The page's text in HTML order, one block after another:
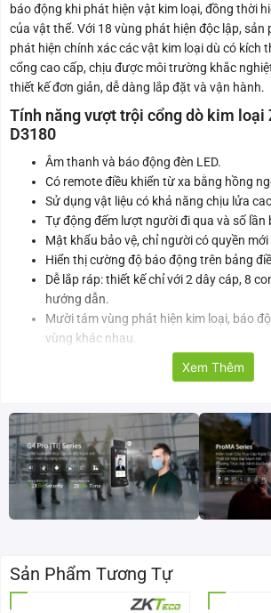
báo động khi phát hiện vật kim loại, đồng thời
của vật thể. Với 18 vùng phát hiện độc lập, sản
phát hiện chính xác các vật kim loại dù có kích
cổng cao cấp, chịu được môi trường khắc
thiết kế đơn giản, dễ dàng lắp đặt và vận hành.
Tính năng vượt trội cổng dò kim loại
D3180
Âm thanh và báo động đèn LED.
Có remote điều khiển từ xa bằng hồng
Sử dụng vật liệu có khả năng chịu lửa
Tự động đếm lượt người đi qua và số lần
Mật khẩu bảo vệ, chỉ người có quyền
Hiển thị cường độ báo động trên bảng
Dễ lắp ráp: thiết kế chỉ với 2 dây cáp, 8
hướng dẫn.
Mười tám vùng phát hiện kim loại, báo
vùng khác nhau.
Có thể điều chỉnh độ nhạy: Mỗi vùng có
Vô hại với cơ thể con người: không ảnh
Có chương trình tự hoạt động khi cấp
hiệu chỉnh ban đầu hoặc định kỳ.
Kèm theo đó là thiết kế mô-đun hóa, dễ
thế.
Pin dự phòng 4-8 tiếng (Tự chọn).
Mã sản phẩm
Xem Thêm
Sản Phẩm Tương Tự